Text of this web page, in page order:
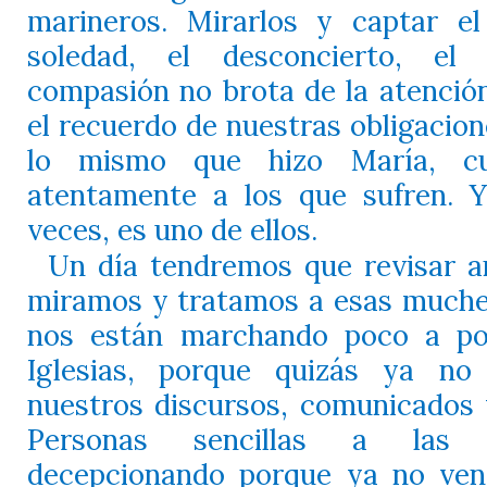
marineros. Mirarlos y captar
soledad, el desconcierto, el
compasión no brota de la
el recuerdo de nuestras
lo mismo que hizo María,
atentamente a los que sufren.
veces, es uno de ellos.
Un día tendremos que revisar
miramos y tratamos a esas
nos están marchando poco a
Iglesias, porque quizás ya
nuestros discursos, comunicados
Personas sencillas a las
decepcionando porque ya no